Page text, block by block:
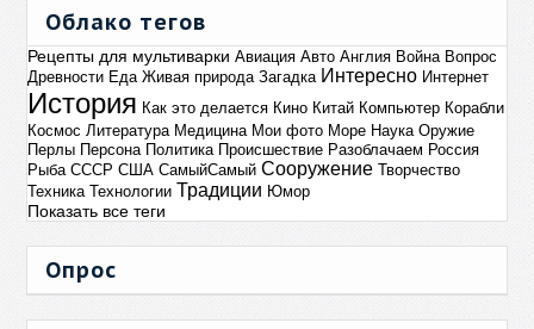
Облако тегов
Рецепты для мультиварки Авиация Авто Англия Война Вопрос
Древности Еда Живая природа Загадка Интересно Интернет
История Как это делается Кино Китай Компьютер Корабли
Космос Литература Медицина Мои фото Море Наука Оружие
Перлы Персона Политика Происшествие Разоблачаем Россия
Рыба СССР США СамыйСамый Сооружение Творчество
Техника Технологии Традиции Юмор
Показать все теги
Опрос